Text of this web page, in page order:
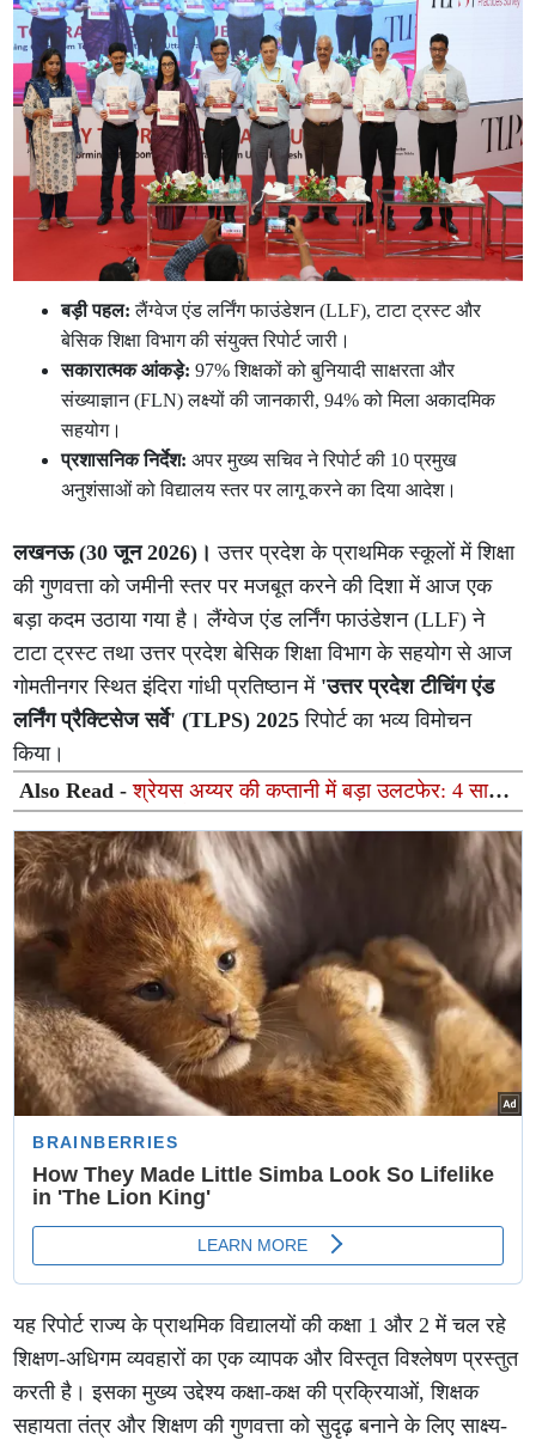
बड़ी पहल: लैंग्वेज एंड लर्निंग फाउंडेशन (LLF), टाटा ट्रस्ट और
बेसिक शिक्षा विभाग की संयुक्त रिपोर्ट जारी।
सकारात्मक आंकड़े: 97% शिक्षकों को बुनियादी साक्षरता और
संख्याज्ञान (FLN) लक्ष्यों की जानकारी, 94% को मिला अकादमिक
सहयोग।
प्रशासनिक निर्देश: अपर मुख्य सचिव ने रिपोर्ट की 10 प्रमुख
अनुशंसाओं को विद्यालय स्तर पर लागू करने का दिया आदेश।
लखनऊ (30 जून 2026)। उत्तर प्रदेश के प्राथमिक स्कूलों में शिक्षा
की गुणवत्ता को जमीनी स्तर पर मजबूत करने की दिशा में आज एक
बड़ा कदम उठाया गया है। लैंग्वेज एंड लर्निंग फाउंडेशन (LLF) ने
टाटा ट्रस्ट तथा उत्तर प्रदेश बेसिक शिक्षा विभाग के सहयोग से आज
गोमतीनगर स्थित इंदिरा गांधी प्रतिष्ठान में 'उत्तर प्रदेश टीचिंग एंड
लर्निंग प्रैक्टिसेज सर्वे' (TLPS) 2025 रिपोर्ट का भव्य विमोचन
किया।
Also Read -श्रेयस अय्यर की कप्तानी में बड़ा उलटफेर: 4 साल
बाद छिनी टीम इंडिया से नंबर-1 की कुर्सी, इंग्लैंड बना टी20 का नया
बादशाह
यह रिपोर्ट राज्य के प्राथमिक विद्यालयों की कक्षा 1 और 2 में चल रहे
शिक्षण-अधिगम व्यवहारों का एक व्यापक और विस्तृत विश्लेषण प्रस्तुत
करती है। इसका मुख्य उद्देश्य कक्षा-कक्ष की प्रक्रियाओं, शिक्षक
सहायता तंत्र और शिक्षण की गुणवत्ता को सुदृढ़ बनाने के लिए साक्ष्य-